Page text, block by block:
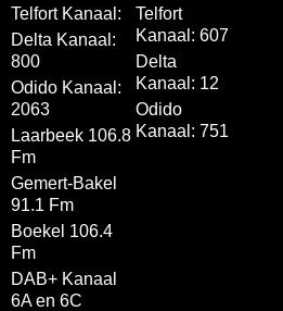
Telfort Kanaal:
Delta Kanaal:
800
Odido Kanaal:
2063
Laarbeek 106.8
Fm
Gemert-Bakel
91.1 Fm
Boekel 106.4
Fm
DAB+ Kanaal
6A en 6C
Telfort
Kanaal: 607
Delta
Kanaal: 12
Odido
Kanaal: 751